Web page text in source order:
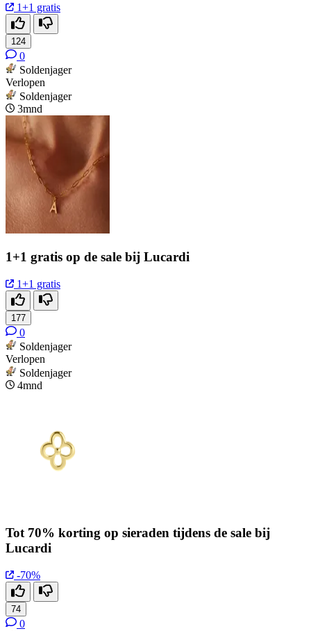
1+1 gratis
124
0
Soldenjager
Verlopen
Soldenjager
3mnd
1+1 gratis op de sale bij Lucardi
1+1 gratis
177
0
Soldenjager
Verlopen
Soldenjager
4mnd
Tot 70% korting op sieraden tijdens de sale bij
Lucardi
-70%
74
0